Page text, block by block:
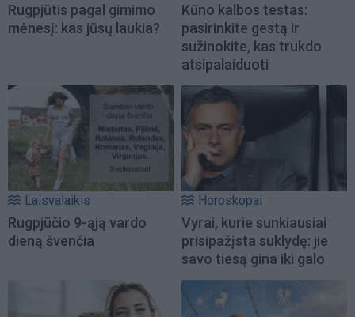
Rugpjūtis pagal gimimo
mėnesį: kas jūsų laukia?
Kūno kalbos testas:
pasirinkite gestą ir
sužinokite, kas trukdo
atsipalaiduoti
Laisvalaikis
Rugpjūčio 9-ąją vardo
dieną švenčia
Horoskopai
Vyrai, kurie sunkiausiai
prisipažįsta suklydę: jie
savo tiesą gina iki galo